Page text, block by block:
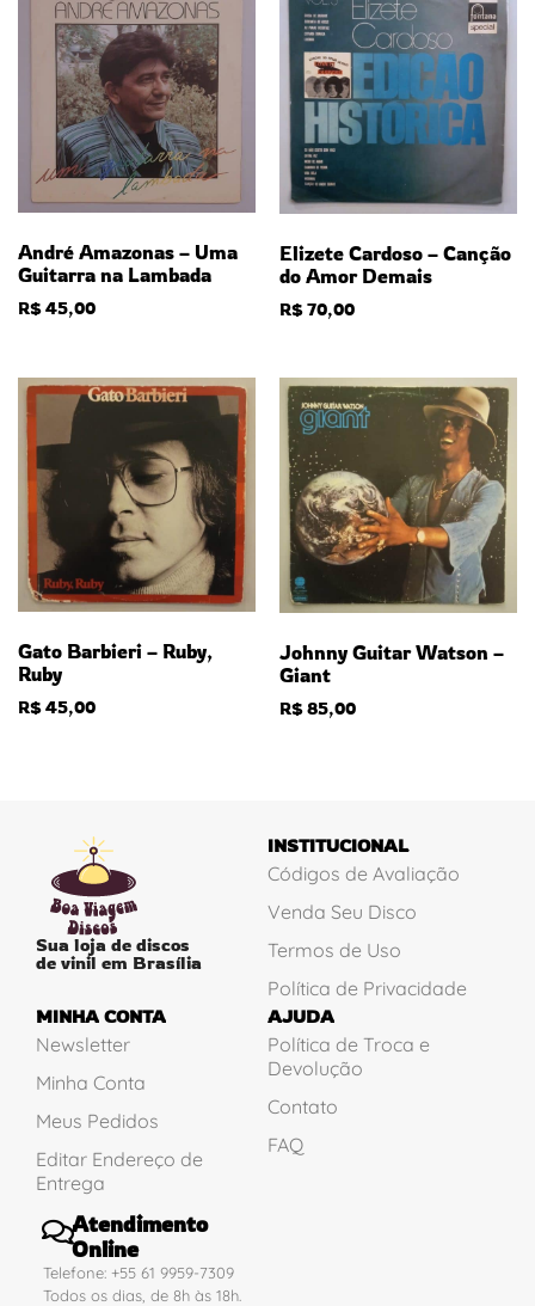
André Amazonas – Uma
Guitarra na Lambada
R$45,00
Elizete Cardoso – Canção
do Amor Demais
R$70,00
Gato Barbieri – Ruby,
Ruby
R$45,00
Johnny Guitar Watson –
Giant
R$85,00
Sua loja de discos
de vinil em Brasília
INSTITUCIONAL
Códigos de Avaliação
Venda Seu Disco
Termos de Uso
Política de Privacidade
MINHA CONTA
Newsletter
Minha Conta
Meus Pedidos
Editar Endereço de
Entrega
AJUDA
Política de Troca e
Devolução
Contato
FAQ
Atendimento
Online
Telefone: +55 61 9959-7309
Todos os dias, de 8h às 18h.